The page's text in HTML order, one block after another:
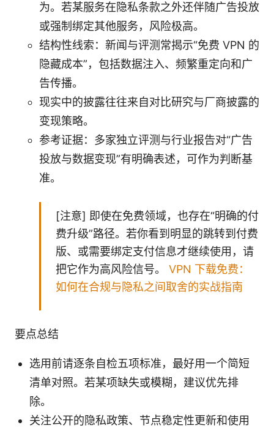
为。若某服务在隐私条款之外还伴随广告投放
或强制绑定其他服务，风险极高。
结构性线索：新闻与评测常揭示“免费 VPN 的
隐藏成本”，包括数据注入、频繁重定向和广
告传播。
现实中的披露往往来自对比研究与厂商披露的
变现策略。
参考证据：多家独立评测与行业报告对“广告
投放与数据变现”有明确表述，可作为判断基
准。
[注意] 即使在免费领域，也存在“明确的付
费升级”路径。若你看到明显的跳转到付费
版、或需要绑定支付信息才继续使用，请
把它作为高风险信号。 VPN 下载免费：
如何在合规与隐私之间取舍的实战指南
要点总结
选用前请逐条自检五项标准，最好用一个简短
清单对照。若某项缺失或模糊，建议优先排
除。
关注公开的隐私政策、节点稳定性更新和使用